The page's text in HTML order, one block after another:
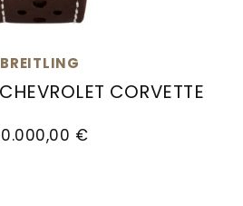
BREITLING
CORVETTE
€